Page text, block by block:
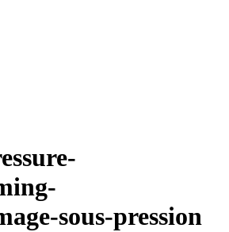
sous-pression